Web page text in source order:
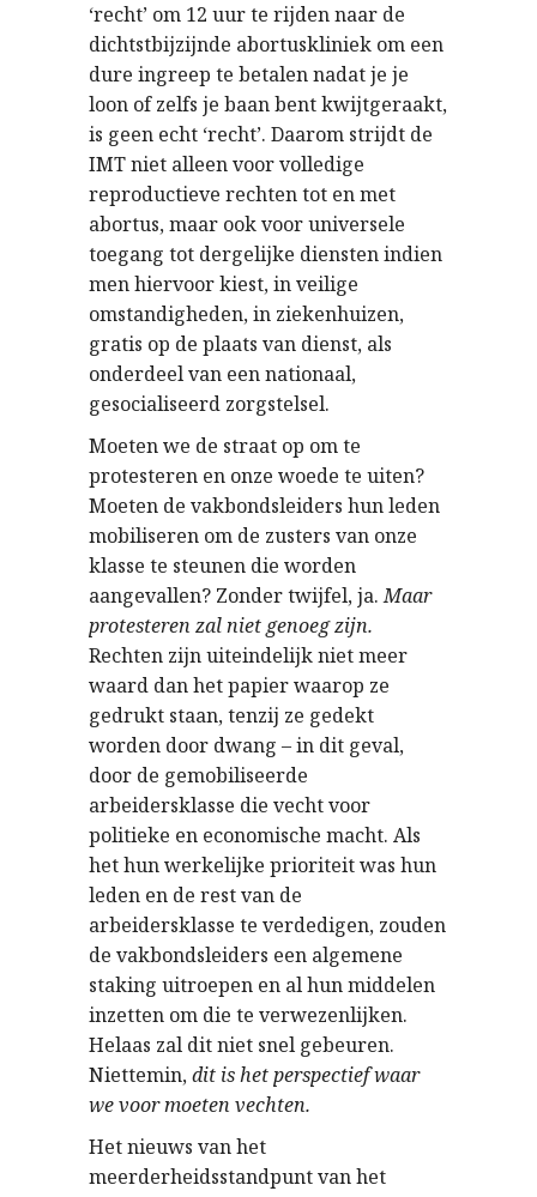
‘recht’ om 12 uur te rijden naar de
dichtstbijzijnde abortuskliniek om een
dure ingreep te betalen nadat je je
loon of zelfs je baan bent kwijtgeraakt,
is geen echt ‘recht’. Daarom strijdt de
IMT niet alleen voor volledige
reproductieve rechten tot en met
abortus, maar ook voor universele
toegang tot dergelijke diensten indien
men hiervoor kiest, in veilige
omstandigheden, in ziekenhuizen,
gratis op de plaats van dienst, als
onderdeel van een nationaal,
gesocialiseerd zorgstelsel.
Moeten we de straat op om te
protesteren en onze woede te uiten?
Moeten de vakbondsleiders hun leden
mobiliseren om de zusters van onze
klasse te steunen die worden
aangevallen? Zonder twijfel, ja.Maar
protesteren zal niet genoeg zijn.
Rechten zijn uiteindelijk niet meer
waard dan het papier waarop ze
gedrukt staan, tenzij ze gedekt
worden door dwang – in dit geval,
door de gemobiliseerde
arbeidersklasse die vecht voor
politieke en economische macht. Als
het hun werkelijke prioriteit was hun
leden en de rest van de
arbeidersklasse te verdedigen, zouden
de vakbondsleiders een algemene
staking uitroepen en al hun middelen
inzetten om die te verwezenlijken.
Helaas zal dit niet snel gebeuren.
Niettemin,dit is het perspectief waar
we voor moeten vechten.
Het nieuws van het
meerderheidsstandpunt van het